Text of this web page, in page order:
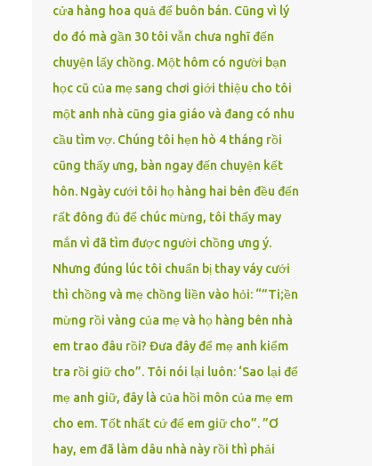
cửa hàng hoa quả để buôn bán. Cũng vì lý
do đó mà gần 30 tôi vẫn chưa nghĩ đến
chuyện lấy chồng. Một hôm có người bạn
học cũ của mẹ sang chơi giới thiệu cho tôi
một anh nhà cũng gia giáo và đang có nhu
cầu tìm vợ. Chúng tôi hẹn hò 4 tháng rồi
cũng thấy ưng, bàn ngay đến chuyện kết
hôn. Ngày cưới tôi họ hàng hai bên đều đến
rất đông đủ để chúc mừng, tôi thấy may
mắn vì đã tìm được người chồng ưng ý.
Nhưng đúng lúc tôi chuẩn bị thay váy cưới
thì chồng và mẹ chồng liền vào hỏi: “”Ti;ền
mừng rồi vàng của mẹ và họ hàng bên nhà
em trao đâu rồi? Đưa đây để mẹ anh kiểm
tra rồi giữ cho”. Tôi nói lại luôn: ‘Sao lại để
mẹ anh giữ, đây là của hồi môn của mẹ em
cho em. Tốt nhất cứ để em giữ cho”. ”Ơ
hay, em đã làm dâu nhà này rồi thì phải